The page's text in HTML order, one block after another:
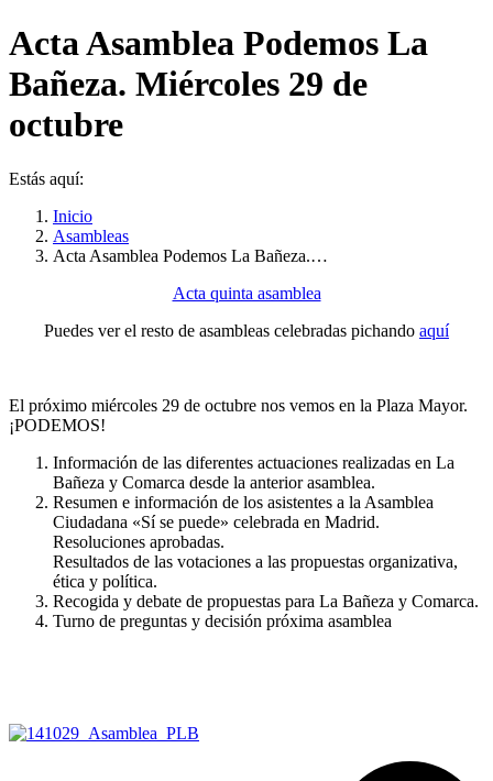
Acta Asamblea Podemos La
Bañeza. Miércoles 29 de
octubre
Estás aquí:
Inicio
Asambleas
Acta Asamblea Podemos La Bañeza.…
Acta quinta asamblea
Puedes ver el resto de asambleas celebradas pichando aquí
El próximo miércoles 29 de octubre nos vemos en la Plaza Mayor.
¡PODEMOS!
Información de las diferentes actuaciones realizadas en La
Bañeza y Comarca desde la anterior asamblea.
Resumen e información de los asistentes a la Asamblea
Ciudadana «Sí se puede» celebrada en Madrid.
Resoluciones aprobadas.
Resultados de las votaciones a las propuestas organizativa,
ética y política.
Recogida y debate de propuestas para La Bañeza y Comarca.
Turno de preguntas y decisión próxima asamblea